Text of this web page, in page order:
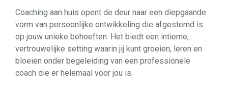
Coaching aan huis opent de deur naar een diepgaande
vorm van persoonlijke ontwikkeling die afgestemd is
op jouw unieke behoeften. Het biedt een intieme,
vertrouwelijke setting waarin jij kunt groeien, leren en
bloeien onder begeleiding van een professionele
coach die er helemaal voor jou is.